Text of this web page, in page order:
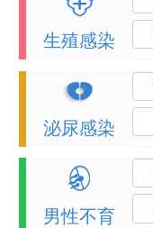
生殖感染
泌尿感染
男性不育